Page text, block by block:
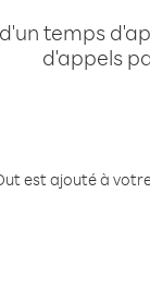
temps
d'appels
est ajouté à